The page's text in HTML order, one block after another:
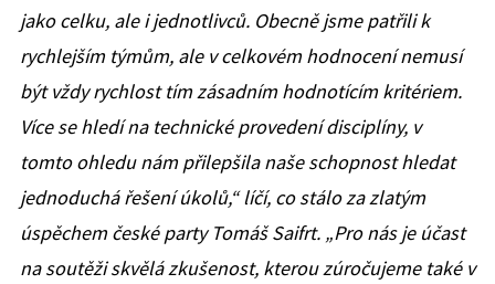
jako celku, ale i jednotlivců. Obecně jsme patřili k
rychlejším týmům, ale v celkovém hodnocení nemusí
být vždy rychlost tím zásadním hodnotícím kritériem.
Více se hledí na technické provedení disciplíny, v
tomto ohledu nám přilepšila naše schopnost hledat
jednoduchá řešení úkolů,“ líčí, co stálo za zlatým
úspěchem české party Tomáš Saifrt. „Pro nás je účast
na soutěži skvělá zkušenost, kterou zúročujeme také v